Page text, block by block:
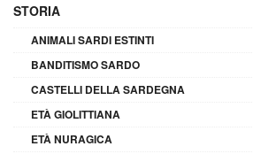
STORIA
ANIMALI SARDI ESTINTI
BANDITISMO SARDO
CASTELLI DELLA SARDEGNA
ETÀ GIOLITTIANA
ETÀ NURAGICA